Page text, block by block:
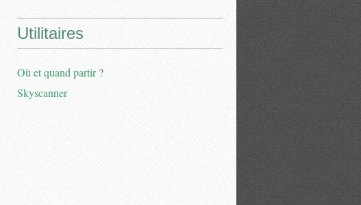
Utilitaires
Où et quand partir ?
Skyscanner